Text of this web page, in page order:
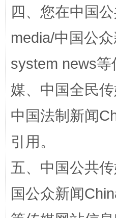
四、您在中国
media/中国公
system news
媒、中国全民
中国法制新闻
引用。
五、中国公共
国公众新闻